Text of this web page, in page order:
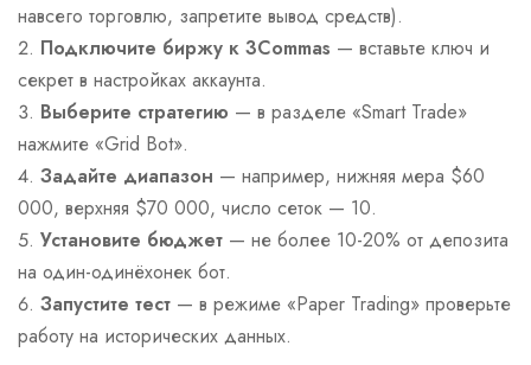
навсего торговлю, запретите вывод средств).
Подключите биржу к 3Commas — вставьте ключ и
секрет в настройках аккаунта.
Выберите стратегию — в разделе «Smart Trade»
нажмите «Grid Bot».
Задайте диапазон — например, нижняя мера $60
000, верхняя $70 000, число сеток — 10.
Установите бюджет — не более 10-20% от депозита
на один-одинёхонек бот.
Запустите тест — в режиме «Paper Trading» проверьте
работу на исторических данных.